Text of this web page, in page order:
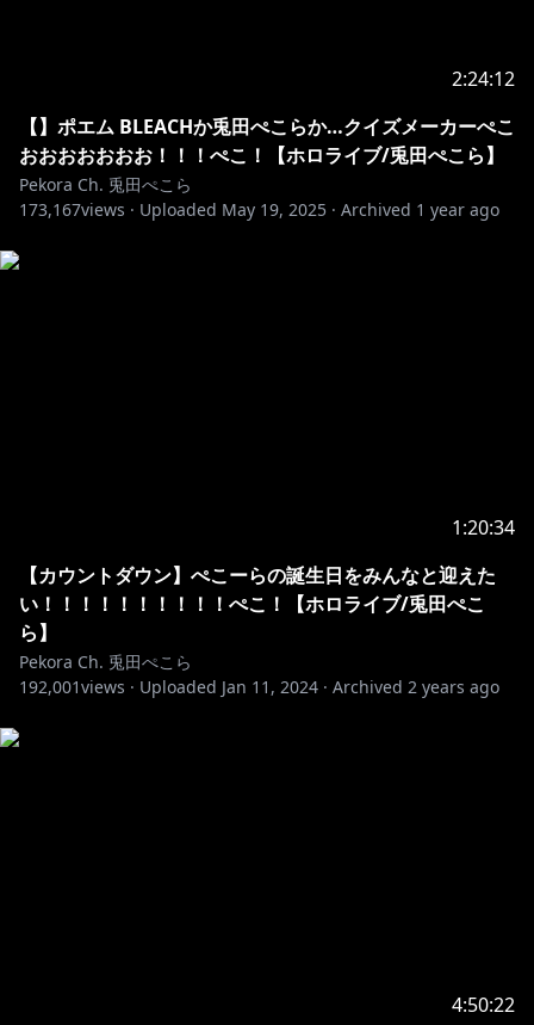
2:24:12
【】ポエム BLEACHか兎田ぺこらか…クイズメーカーぺこ
おおおおおおお！！！ぺこ！【ホロライブ/兎田ぺこら】
Pekora Ch. 兎田ぺこら
173,167views · Uploaded May 19, 2025 · Archived 1 year ago
1:20:34
【カウントダウン】ぺこーらの誕生日をみんなと迎えた
い！！！！！！！！！！ぺこ！【ホロライブ/兎田ぺこ
ら】
Pekora Ch. 兎田ぺこら
192,001views · Uploaded Jan 11, 2024 · Archived 2 years ago
4:50:22